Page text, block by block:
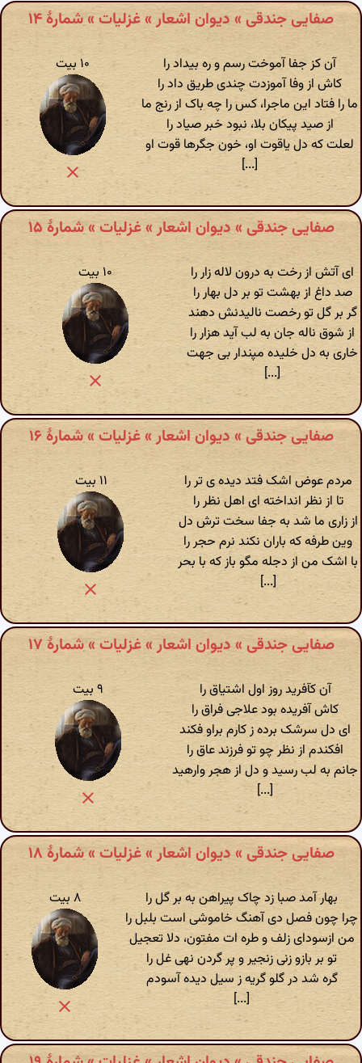
صفایی جندقی » دیوان اشعار » غزلیات » شمارهٔ ۱۴
آن کز جفا آموخت رسم و ره بیداد را
کاش از وفا آموزدت چندی طریق داد را
ما را فتاد این ماجرا، کس را چه باک از رنج ما
از صید پیکان بلا، نبود خبر صیاد را
لعلت که دل یاقوت او، خون جگرها قوت او
[...]
۱۰ بیت
صفایی جندقی » دیوان اشعار » غزلیات » شمارهٔ ۱۵
ای آتش از رخت به درون لاله زار را
صد داغ از بهشت تو بر دل بهار را
گر بر گل تو رخصت نالیدنش دهند
از شوق ناله جان به لب آید هزار را
خاری به دل خلیده مپندار بی جهت
[...]
۱۰ بیت
صفایی جندقی » دیوان اشعار » غزلیات » شمارهٔ ۱۶
مردم عوض اشک فتد دیده ی تر را
تا از نظر انداخته ای اهل نظر را
از زاری ما شد به جفا سخت ترش دل
وین طرفه که باران نکند نرم حجر را
با اشک من از دجله مگو باز که با بحر
[...]
۱۱ بیت
صفایی جندقی » دیوان اشعار » غزلیات » شمارهٔ ۱۷
آن کآفرید روز اول اشتیاق را
کاش آفریده بود علاجی فراق را
ای دل سرشک برده ز کارم براو فکند
افکندم از نظر چو تو فرزند عاق را
جانم به لب رسید و دل از هجر وارهید
[...]
۹ بیت
صفایی جندقی » دیوان اشعار » غزلیات » شمارهٔ ۱۸
بهار آمد صبا زد چاک پیراهن به بر گل را
چرا چون فصل دی آهنگ خاموشی است بلبل را
من ازسودای زلف و طره ات مفتون، دلا تعجیل
تو بر بازو زنی زنجیر و پر گردن نهی غل را
گره شد در گلو گریه ز سیل دیده آسودم
[...]
۸ بیت